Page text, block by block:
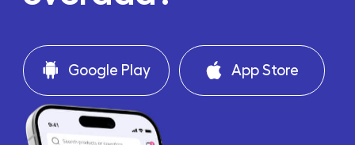
Google Play App Store